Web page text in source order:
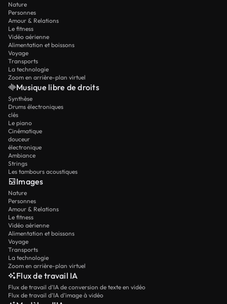
Nature
Personnes
Amour & Relations
Le fitness
Vidéo aérienne
Alimentation et boissons
Voyage
Transports
La technologie
Zoom en arrière-plan virtuel
Musique libre de droits
Synthèse
Drums électroniques
clés
Le piano
Cinématique
douceur
électronique
Ambiance
Strings
Les tambours acoustiques
Images
Nature
Personnes
Amour & Relations
Le fitness
Vidéo aérienne
Alimentation et boissons
Voyage
Transports
La technologie
Zoom en arrière-plan virtuel
Flux de travail IA
Flux de travail d’IA de conversion de texte en vidéo
Flux de travail d’IA d’image à vidéo